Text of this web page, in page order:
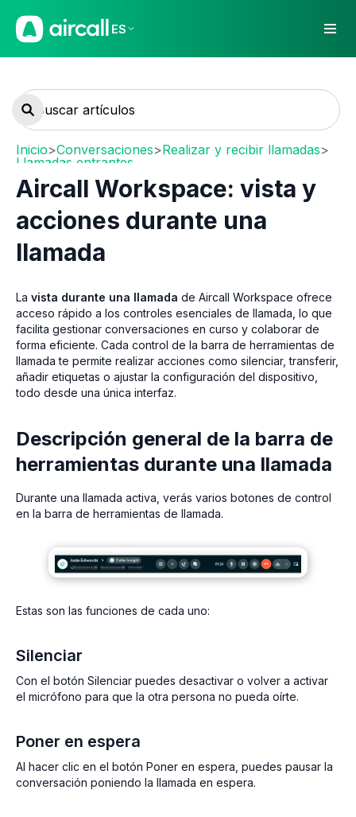
ES
Inicio>Conversaciones>Realizar y recibir llamadas>
Llamadas entrantes
Aircall Workspace: vista y
acciones durante una
llamada
La vista durante una llamada de Aircall Workspace ofrece
acceso rápido a los controles esenciales de llamada, lo que
facilita gestionar conversaciones en curso y colaborar de
forma eficiente. Cada control de la barra de herramientas de
llamada te permite realizar acciones como silenciar, transferir,
añadir etiquetas o ajustar la configuración del dispositivo,
todo desde una única interfaz.
Descripción general de la barra de
herramientas durante una llamada
Durante una llamada activa, verás varios botones de control
en la barra de herramientas de llamada.
Estas son las funciones de cada uno:
Silenciar
Con el botón Silenciar puedes desactivar o volver a activar
el micrófono para que la otra persona no pueda oírte.
Poner en espera
Al hacer clic en el botón Poner en espera, puedes pausar la
conversación poniendo la llamada en espera.